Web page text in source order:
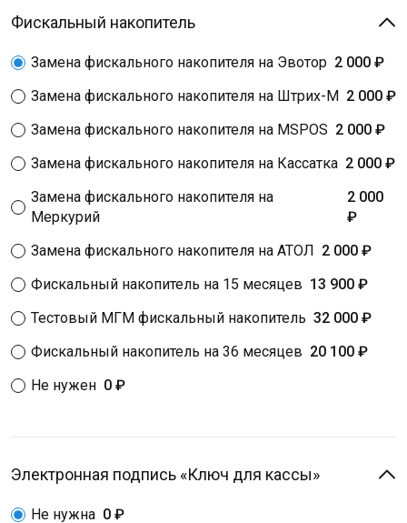
Фискальный накопитель
Замена фискального накопителя на Эвотор 2 000 ₽
Замена фискального накопителя на Штрих-М 2 000 ₽
Замена фискального накопителя на MSPOS 2 000 ₽
Замена фискального накопителя на Кассатка 2 000 ₽
Замена фискального накопителя на
Меркурий
2 000
₽
Замена фискального накопителя на АТОЛ
2 000 ₽
Фискальный накопитель на 15 месяцев 13 900 ₽
Тестовый МГМ фискальный накопитель 32 000 ₽
Фискальный накопитель на 36 месяцев 20 100 ₽
Не нужен 0 ₽
Электронная подпись «Ключ для кассы»
Не нужна 0 ₽